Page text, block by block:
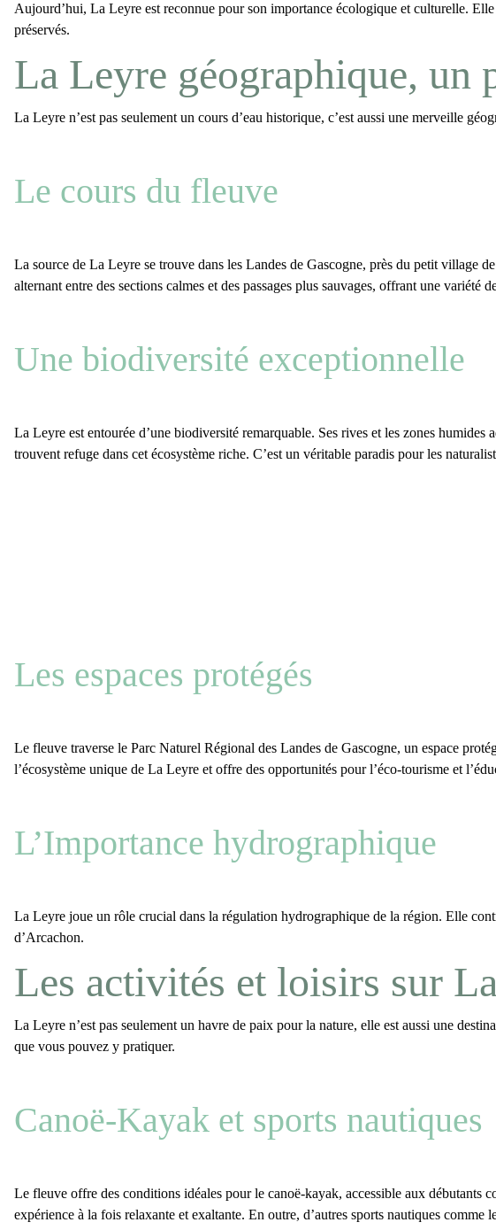
Aujourd’hui, La Leyre est reconnue pour son importance écologique et culturelle.
préservés.
La Leyre géographique, un
La Leyre n’est pas seulement un cours d’eau historique, c’est aussi une merveille
Le cours du fleuve
La source de La Leyre se trouve dans les Landes de Gascogne, près du petit village
alternant entre des sections calmes et des passages plus sauvages, offrant une variété
Une biodiversité exceptionnelle
La Leyre est entourée d’une biodiversité remarquable. Ses rives et les zones humides
trouvent refuge dans cet écosystème riche. C’est un véritable paradis pour les
Les espaces protégés
Le fleuve traverse le Parc Naturel Régional des Landes de Gascogne, un espace
l’écosystème unique de La Leyre et offre des opportunités pour l’éco-tourisme et
L’Importance hydrographique
La Leyre joue un rôle crucial dans la régulation hydrographique de la région. Elle
d’Arcachon.
Les activités et loisirs sur
La Leyre n’est pas seulement un havre de paix pour la nature, elle est aussi une
que vous pouvez y pratiquer.
Canoë-Kayak et sports nautiques
Le fleuve offre des conditions idéales pour le canoë-kayak, accessible aux débutants
expérience à la fois relaxante et exaltante. En outre, d’autres sports nautiques comme